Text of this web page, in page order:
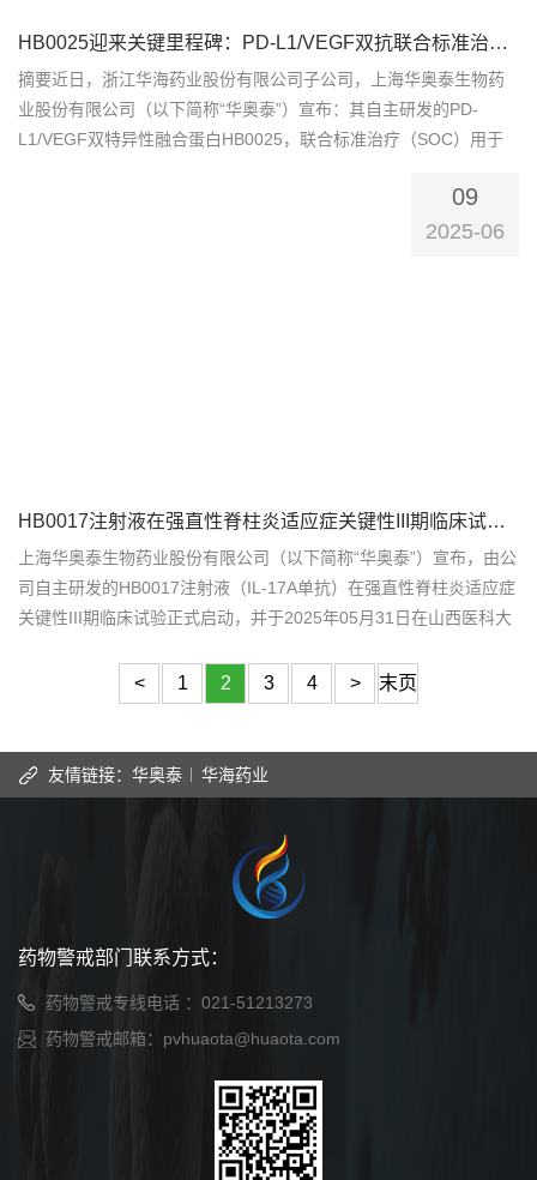
HB0025迎来关键里程碑：PD-L1/VEGF双抗联合标准治疗用于晚期或复发的子宫内膜癌已递交EOP2，稳步迈向III期临床阶段
摘要近日，浙江华海药业股份有限公司子公司，上海华奥泰生物药
业股份有限公司（以下简称“华奥泰”）宣布：其自主研发的PD-
L1/VEGF双特异性融合蛋白HB0025，联合标准治疗（SOC）用于
启动前会议申请。这标志着该项目即将步入III期临床开发的关键阶
段，也是其全球开发路径上的重要转折点。作为国内最...
09
2025-06
HB0017注射液在强直性脊柱炎适应症关键性III期临床试验首例入组
上海华奥泰生物药业股份有限公司（以下简称“华奥泰”）宣布，由公
司自主研发的HB0017注射液（IL-17A单抗）在强直性脊柱炎适应症
关键性III期临床试验正式启动，并于2025年05月31日在山西医科大
主研发的以白介素-17A（IL-17A）为靶点的单克隆抗体，拟用于治
疗中重度斑块状银屑病、强直性...
< 1 2 3 4 > 末页
友情链接： 华奥泰 华海药业
药物警戒部门联系方式：
药物警戒专线电话 ：021-51213273
药物警戒邮箱：pvhuaota@huaota.com